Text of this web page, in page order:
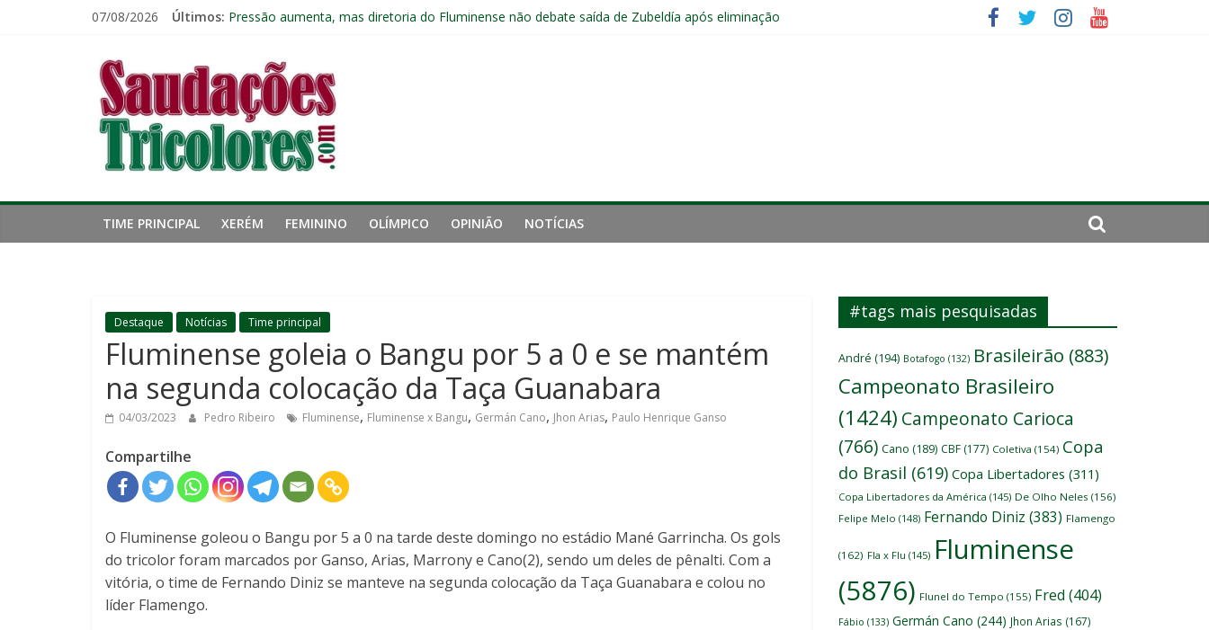
07/08/2026 Últimos: Fluminense chega a seis jogos sem vencer após eliminação para o Vasco
Eliminação para o Vasco amplia jejum do Fluminense para seis jogos, a pior sequência desde a crise de 2024
Reféns da própria inércia: A manutenção de Zubeldía e o risco de jogar o ano do Flu no lixo
Saudações
Tricolores
TIME PRINCIPAL XERÉM FEMININO OLÍMPICO OPINIÃO NOTÍCIAS
Destaque Notícias Time principal
Fluminense goleia o Bangu por 5 a 0 e se mantém
na segunda colocação da Taça Guanabara
04/03/2023 Pedro Ribeiro Fluminense, Fluminense x Bangu, Germán Cano, Jhon Arias, Paulo Henrique Ganso
Compartilhe
O Fluminense goleou o Bangu por 5 a 0 na tarde deste domingo no estádio Mané Garrincha. Os gols
do tricolor foram marcados por Ganso, Arias, Marrony e Cano(2), sendo um deles de pênalti. Com a
vitória, o time de Fernando Diniz se manteve na segunda colocação da Taça Guanabara e colou no
líder Flamengo.
#tags mais pesquisadas
André (194) Botafogo (132) Brasileirão (883)
Campeonato Brasileiro
(1424) Campeonato Carioca
(766) Cano (189) CBF (177) Coletiva (154) Copa
do Brasil (619) Copa Libertadores (311)
Copa Libertadores da América (145) De Olho Neles (156)
Felipe Melo (148) Fernando Diniz (383) Flamengo
(162) Fla x Flu (145) Fluminense
(5876) Flunel do Tempo (155) Fred (404)
Fábio (133) Germán Cano (244) Jhon Arias (167)